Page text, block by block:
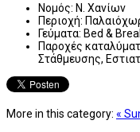
Νομός: Ν. Χανίων
Περιοχή:
Γεύματα: Bed &
Παροχές
Στάθμευσης,
More in this category: «